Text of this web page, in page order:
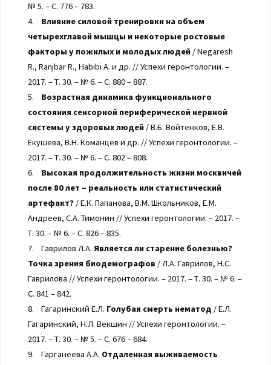
№ 5. – С. 776 – 783.
4. Влияние силовой тренировки на объем
четырехглавой мышцы и некоторые ростовые
факторы у пожилых и молодых людей/ Negaresh
R., Ranjbar R., Habibi A. и др. // Успехи геронтологии. –
2017. – Т. 30. – № 6. – С. 880 – 887.
5. Возрастная динамика функционального
состояния сенсорной периферической нервной
системы у здоровых людей/ В.Б. Войтенков, Е.В.
Екушева, В.Н. Команцев и др. // Успехи геронтологии. –
2017. – Т. 30. – № 6. – С. 802 – 808.
6. Высокая продолжительность жизни москвичей
после 80 лет – реальность или статистический
артефакт? / Е.К. Папанова, В.М. Школьников, Е.М.
Андреев, С.А. Тимонин // Успехи геронтологии. – 2017. –
Т. 30. – № 6. – С. 826 – 835.
7. Гаврилов Л.А. Является ли старение болезнью?
Точка зрения биодемографов / Л.А. Гаврилов, Н.С.
Гаврилова // Успехи геронтологии. – 2017. – Т. 30. – № 6. –
С. 841 – 842.
8. Гагаринский Е.Л. Голубая смерть нематод / Е.Л.
Гагаринский, Н.Л. Векшин // Успехи геронтологии. –
2017. – Т. 30. – № 5. – С. 676 – 684.
9. Гарганеева А.А. Отдаленная выживаемость